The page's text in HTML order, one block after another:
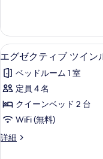
す
る
す
べ
て
の
写
真
を
表
Best
Available
Rat
詳
細
エ
グ
ゼ
ク
テ
ブ
11
エグゼクティブ ツイン
ベッドルーム 1 室
定員 4 名
クイーンベッド 2 台
WiFi (無料)
詳細
エ